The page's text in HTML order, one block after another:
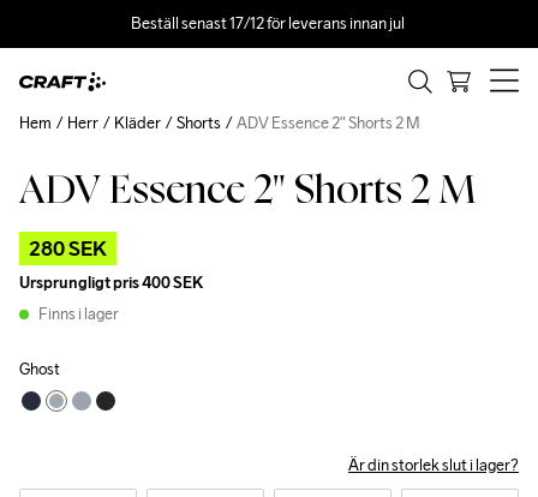
Beställ senast 17/12 för leverans innan jul
ADV Essence 2" Shorts 2 M
280 SEK
Ursprungligt pris400 SEK
Finns i lager
Ghost
Är din storlek slut i lager?
Hem Herr Kläder Shorts ADV Essence 2" Shorts 2 M
Outlet